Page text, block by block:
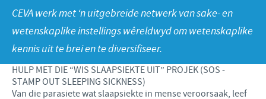
Produkte lys
Varke
Kontribusie
Ondersteuningsprogramme
Vind hiermee ons hoof poste
Jou persoonlike ontwikkeling
Ons werwings proses
CEVA werk met ‘n uitgebreide netwerk van sake- en
wetenskaplike instellings wêreldwyd om wetenskaplike
kennis uit te brei en te diversifiseer.
HULP MET DIE “WIS SLAAPSIEKTE UIT” PROJEK (SOS -
STAMP OUT SLEEPING SICKNESS)
Van die parasiete wat slaapsiekte in mense veroorsaak, leef